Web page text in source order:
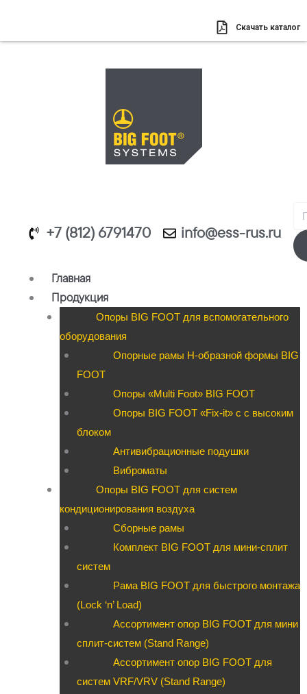
содержимому
Скачать каталог
+7 (812) 6791470 info@ess-rus.ru
Главная
Продукция
Опоры BIG FOOT для вспомогательного
оборудования
Опорные рамы H-образной формы BIG
FOOT
Опоры «Multi Foot» BIG FOOT
Опоры BIG FOOT «Fix-it» c с высоким
блоком
Антивибрационные подушки
Виброматы
Опоры BIG FOOT для систем
кондиционирования воздуха
Сборные рамы
Комплект BIG FOOT для мини-сплит
систем
Рама BIG FOOT для быстрого монтажа
(Lock ‘n’ Load)
Ассортимент опор BIG FOOT для мини
сплит-систем (Stand Range)
Ассортимент опор BIG FOOT для
систем VRF/VRV (Stand Range)